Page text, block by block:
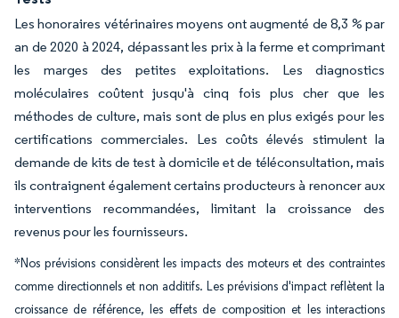
Les honoraires vétérinaires moyens ont augmenté de 8,3 % par
an de 2020 à 2024, dépassant les prix à la ferme et comprimant
les marges des petites exploitations. Les diagnostics
moléculaires coûtent jusqu'à cinq fois plus cher que les
méthodes de culture, mais sont de plus en plus exigés pour les
certifications commerciales. Les coûts élevés stimulent la
demande de kits de test à domicile et de téléconsultation, mais
ils contraignent également certains producteurs à renoncer aux
interventions recommandées, limitant la croissance des
revenus pour les fournisseurs.
*Nos prévisions considèrent les impacts des moteurs et des contraintes
comme directionnels et non additifs. Les prévisions d'impact reflètent la
croissance de référence, les effets de composition et les interactions